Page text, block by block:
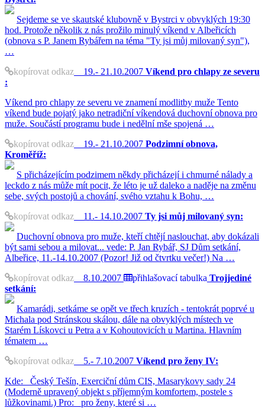
Sejdeme se ve skautské klubovně v Bystrci v obvyklých 19:30
hod. Protože několik z nás prožilo minulý víkend v Albeřicích
(obnova s P. Janem Rybářem na téma "Ty jsi můj milovaný syn"),
…
kopírovat odkaz 19.- 21.10.2007 Víkend pro chlapy ze severu
:
Víkend pro chlapy ze severu ve znamení modlitby muže Tento
víkend bude pojatý jako netradiční víkendová duchovní obnova pro
muže. Součástí programu bude i nedělní mše spojená …
kopírovat odkaz 19.- 21.10.2007 Podzimní obnova,
Kroměříž:
S přicházejícím podzimem někdy přicházejí i chmurné nálady a
leckdo z nás může mít pocit, že léto je už daleko a naděje na změnu
sebe, svých postojů a chování, svého vztahu k Bohu, …
kopírovat odkaz 11.- 14.10.2007 Ty jsi můj milovaný syn:
Duchovní obnova pro muže, kteří chtějí naslouchat, aby dokázali
být sami sebou a milovat... vede: P. Jan Rybář, SJ Dům setkání,
Albeřice, 11.-14.10.2007 (Pozor! Již od čtvrtku večer!) Na …
kopírovat odkaz 8.10.2007 přihlašovací tabulka Trojjediné
setkání:
Kamarádi, setkáme se opět ve třech kruzích - tentokrát poprvé u
Michala pod Stránskou skálou, dále na obvyklých místech ve
Starém Lískovci u Petra a v Kohoutovicích u Martina. Hlavním
tématem …
kopírovat odkaz 5.- 7.10.2007 Víkend pro ženy IV:
Kde: Český Tešín, Exerciční dům CIS, Masarykovy sady 24
(Moderně upravený objekt s příjemným komfortem, postele s
lůžkovinami.) Pro: pro ženy, které si …